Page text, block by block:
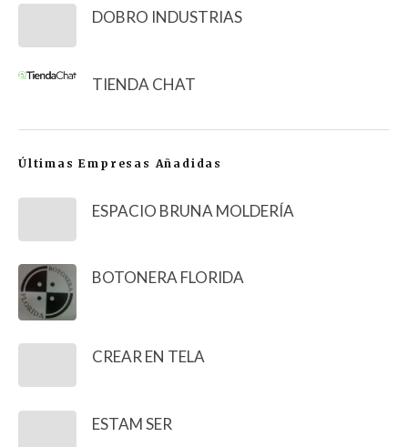
DOBRO INDUSTRIAS
TIENDA CHAT
Últimas Empresas Añadidas
ESPACIO BRUNA MOLDERÍA
BOTONERA FLORIDA
CREAR EN TELA
ESTAM SER